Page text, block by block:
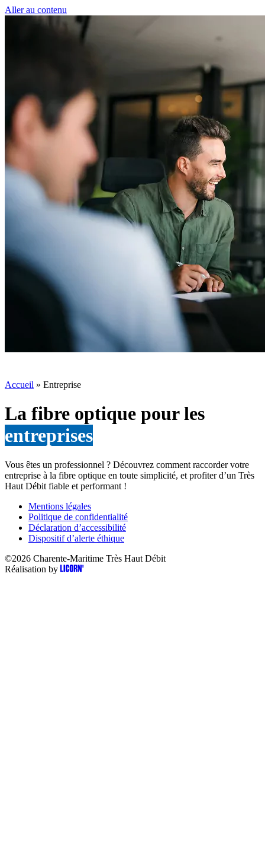
Aller au contenu
Accueil » Entreprise
La fibre optique pour les
entreprises
Vous êtes un professionnel ? Découvrez comment raccorder votre
entreprise à la fibre optique en toute simplicité, et profiter d’un Très
Haut Débit fiable et performant !
Mentions légales
Politique de confidentialité
Déclaration d’accessibilité
Dispositif d’alerte éthique
©2026 Charente-Maritime Très Haut Débit
Réalisation by
Panneau de gestion des cookies